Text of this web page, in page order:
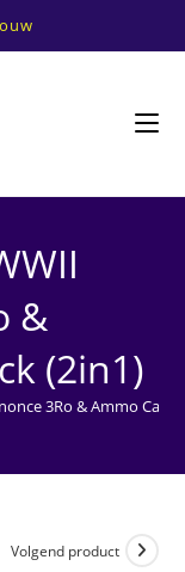
&
(2in1)
3Ro & Ammo
Volgend product